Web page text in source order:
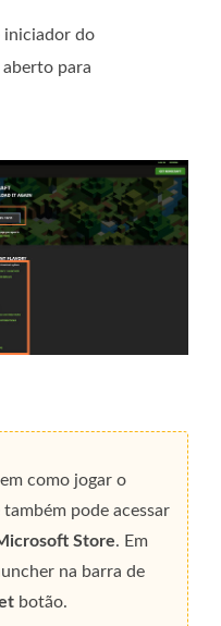
iniciador do
para
como jogar o
pode acessar
Store. Em
na barra de
botão.